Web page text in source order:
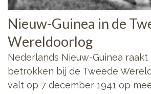
Nieuw-Guinea in de
Wereldoorlog
Nederlands Nieuw-Guinea raakt
betrokken bij de Tweede
valt op 7 december 1941 op